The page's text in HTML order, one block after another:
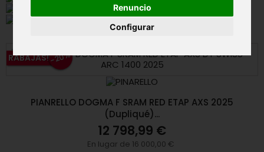
Renuncio
Configurar
RABAJAS!-20%
PIANRELLO DOGMA F SRAM RED ETAP AXS 2025
(Dupliqué)...
12 798,99 €
En lugar de 16 000,00 €